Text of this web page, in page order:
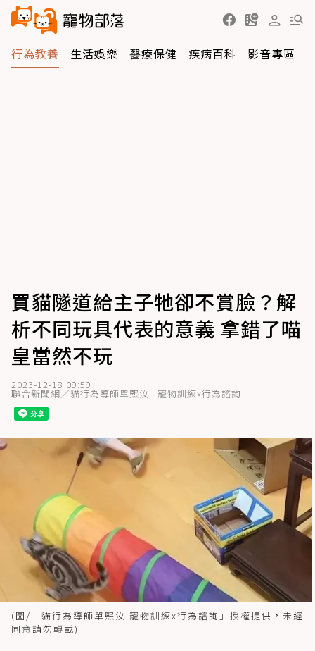
行為教養 生活娛樂 醫療保健 疾病百科 影音專區
買貓隧道給主子牠卻不賞臉？解
析不同玩具代表的意義 拿錯了喵
皇當然不玩
2023-12-18 09:59
聯合新聞網／貓行為導師單熙汝 | 寵物訓練x行為諮詢
(圖/「貓行為導師單熙汝|寵物訓練x行為諮詢」授權提供，未經
同意請勿轉載)